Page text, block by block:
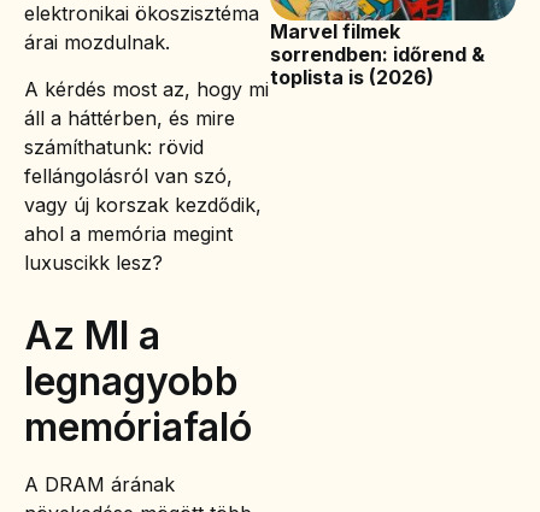
elektronikai ökoszisztéma
árai mozdulnak.
A kérdés most az, hogy mi
áll a háttérben, és mire
számíthatunk: rövid
fellángolásról van szó,
vagy új korszak kezdődik,
ahol a memória megint
luxuscikk lesz?
Az MI a
legnagyobb
memóriafaló
A DRAM árának
Marvel filmek
sorrendben: időrend &
toplista is (2026)